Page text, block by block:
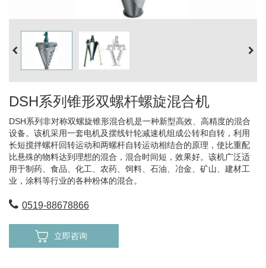
DSH系列锥形双螺杆螺旋混合机
DSH系列非对称双螺旋锥形混合机是一种新型高效、高精度的混合
设备。该机采用一套电机及摆线针轮减速机组成公转和自转，利用
长短搅拌螺杆回转运动和两螺杆自转运动相结合的原理，使比重配
比悬殊的物料达到理想的混合，混合时间短，效果好。该机广泛适
用于制药、食品、化工、农药、饲料、石油、冶金、矿山、建材工
业，涂料等行业的各种粉体的混合。
0519-88678866
立即咨询